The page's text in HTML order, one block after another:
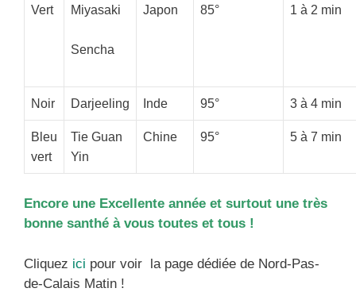
Vert Miyasaki
Sencha
Japon 85° 1 à 2 min
Noir Darjeeling Inde 95° 3 à 4 min
Bleu
vert
Tie Guan
Yin
Chine 95° 5 à 7 min
Encore une Excellente année et surtout une très
bonne santhé à vous toutes et tous !
Cliquez ici pour voir la page dédiée de Nord-Pas-
de-Calais Matin !